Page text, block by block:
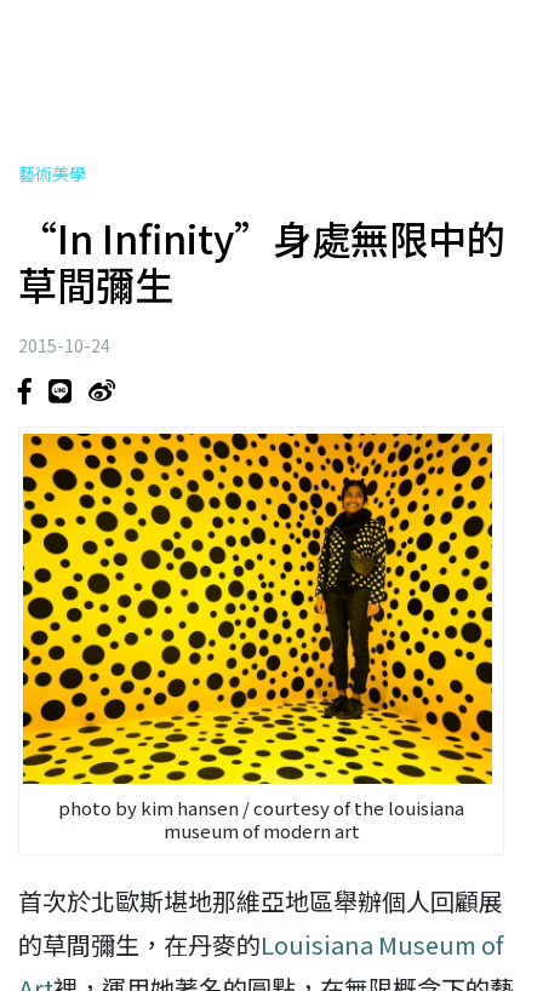
藝術美學
“In Infinity”身處無限中的
草間彌生
2015-10-24
photo by kim hansen / courtesy of the louisiana
museum of modern art
首次於北歐斯堪地那維亞地區舉辦個人回顧展
的草間彌生，在丹麥的Louisiana Museum of